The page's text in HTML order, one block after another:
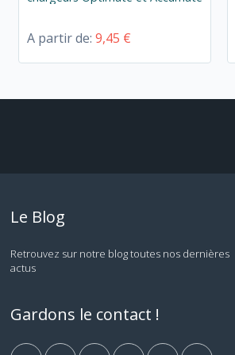
A partir de:9,45 €
Le Blog
Retrouvez sur notre blog toutes nos dernières
actus
Gardons le contact !